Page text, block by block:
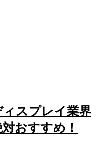
ィスプレイ業界
おすすめ！